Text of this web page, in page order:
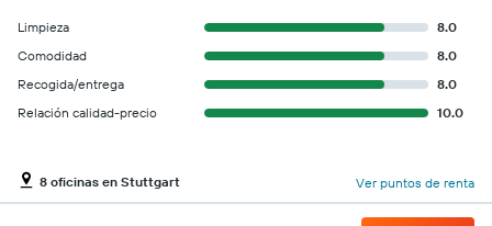
Limpieza
8.0
Comodidad
8.0
Recogida/entrega
8.0
Relación calidad-precio
10.0
8 oficinas en Stuttgart Ver puntos de renta